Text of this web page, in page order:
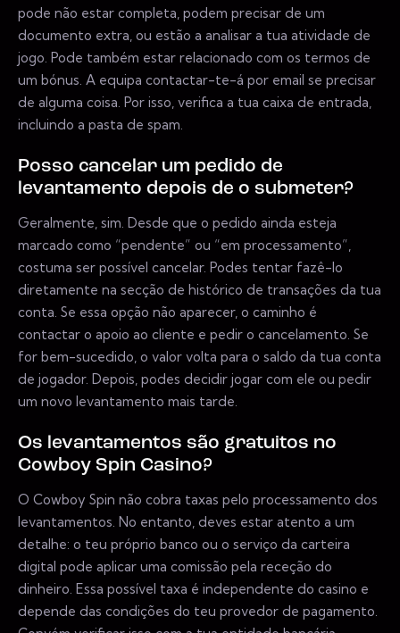
pode não estar completa, podem precisar de um
documento extra, ou estão a analisar a tua atividade de
jogo. Pode também estar relacionado com os termos de
um bónus. A equipa contactar-te-á por email se precisar
de alguma coisa. Por isso, verifica a tua caixa de entrada,
incluindo a pasta de spam.
Posso cancelar um pedido de
levantamento depois de o submeter?
Geralmente, sim. Desde que o pedido ainda esteja
marcado como “pendente” ou “em processamento”,
costuma ser possível cancelar. Podes tentar fazê-lo
diretamente na secção de histórico de transações da tua
conta. Se essa opção não aparecer, o caminho é
contactar o apoio ao cliente e pedir o cancelamento. Se
for bem-sucedido, o valor volta para o saldo da tua conta
de jogador. Depois, podes decidir jogar com ele ou pedir
um novo levantamento mais tarde.
Os levantamentos são gratuitos no
Cowboy Spin Casino?
O Cowboy Spin não cobra taxas pelo processamento dos
levantamentos. No entanto, deves estar atento a um
detalhe: o teu próprio banco ou o serviço da carteira
digital pode aplicar uma comissão pela receção do
dinheiro. Essa possível taxa é independente do casino e
depende das condições do teu provedor de pagamento.